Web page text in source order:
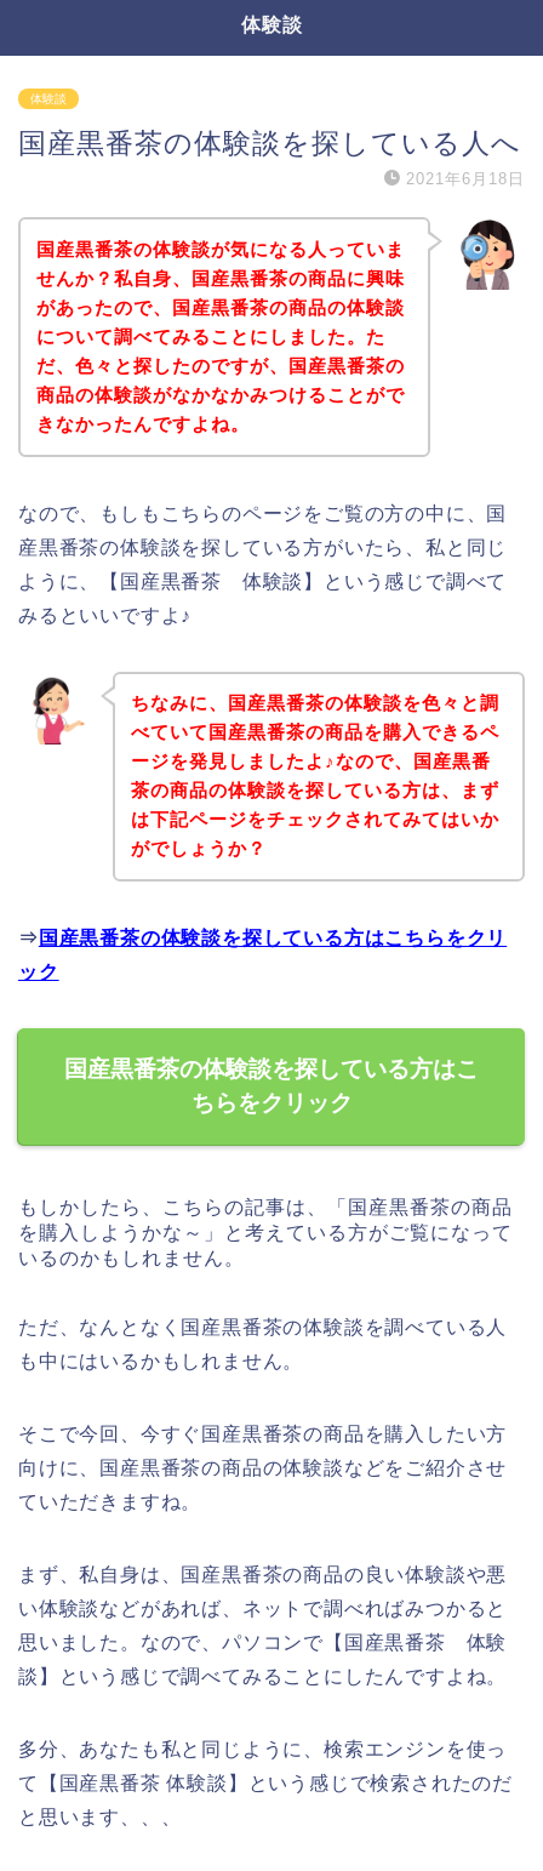
体験談
体験談
国産黒番茶の体験談を探している人へ
2021年6月18日
国産黒番茶の体験談が気になる人っていま
せんか？私自身、国産黒番茶の商品に興味
があったので、国産黒番茶の商品の体験談
について調べてみることにしました。た
だ、色々と探したのですが、国産黒番茶の
商品の体験談がなかなかみつけることがで
きなかったんですよね。
なので、もしもこちらのページをご覧の方の中に、国
産黒番茶の体験談を探している方がいたら、私と同じ
ように、【国産黒番茶 体験談】という感じで調べて
みるといいですよ♪
ちなみに、国産黒番茶の体験談を色々と調
べていて国産黒番茶の商品を購入できるペ
ージを発見しましたよ♪なので、国産黒番
茶の商品の体験談を探している方は、まず
は下記ページをチェックされてみてはいか
がでしょうか？
⇒ 国産黒番茶の体験談を探している方はこちらをクリ
ック
国産黒番茶の体験談を探している方はこ
ちらをクリック
もしかしたら、こちらの記事は、「国産黒番茶の商品
を購入しようかな～」と考えている方がご覧になって
いるのかもしれません。
ただ、なんとなく国産黒番茶の体験談を調べている人
も中にはいるかもしれません。
そこで今回、今すぐ国産黒番茶の商品を購入したい方
向けに、国産黒番茶の商品の体験談などをご紹介させ
ていただきますね。
まず、私自身は、国産黒番茶の商品の良い体験談や悪
い体験談などがあれば、ネットで調べればみつかると
思いました。なので、パソコンで【国産黒番茶 体験
談】という感じで調べてみることにしたんですよね。
多分、あなたも私と同じように、検索エンジンを使っ
て【国産黒番茶 体験談】という感じで検索されたのだ
と思います、、、